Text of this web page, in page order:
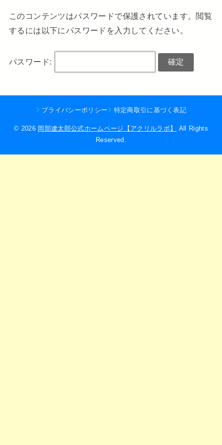
このコンテンツはパスワードで保護されています。閲覧
するには以下にパスワードを入力してください。
パスワード:
プライバシーポリシー 特定商取引に基づく表記
© 2026 岡部遼太郎公式ホームページ【アクリルラボ】
All Rights
Reserved.